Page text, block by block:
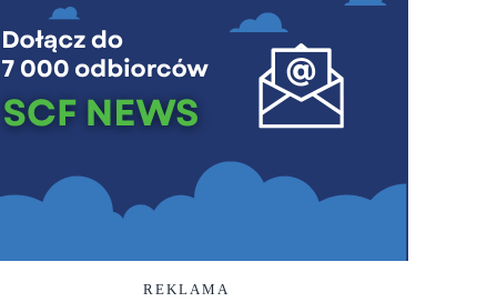
REKLAMA